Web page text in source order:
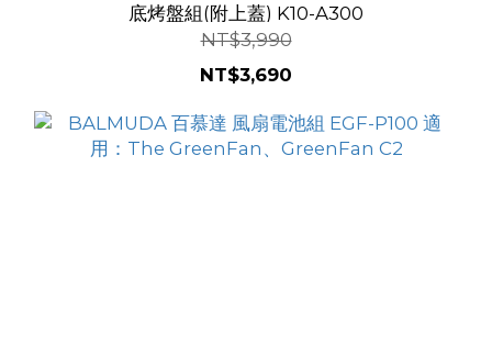
底烤盤組(附上蓋) K10-A300
NT$3,990
NT$3,690